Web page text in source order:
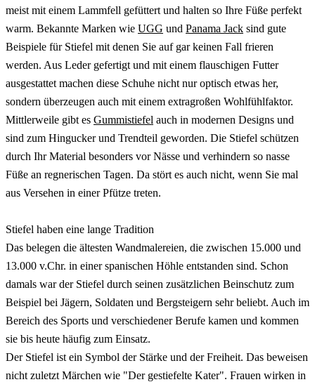
meist mit einem Lammfell gefüttert und halten so Ihre Füße perfekt
warm. Bekannte Marken wie UGG und Panama Jack sind gute
Beispiele für Stiefel mit denen Sie auf gar keinen Fall frieren
werden. Aus Leder gefertigt und mit einem flauschigen Futter
ausgestattet machen diese Schuhe nicht nur optisch etwas her,
sondern überzeugen auch mit einem extragroßen Wohlfühlfaktor.
Mittlerweile gibt es Gummistiefel auch in modernen Designs und
sind zum Hingucker und Trendteil geworden. Die Stiefel schützen
durch Ihr Material besonders vor Nässe und verhindern so nasse
Füße an regnerischen Tagen. Da stört es auch nicht, wenn Sie mal
aus Versehen in einer Pfütze treten.
Stiefel haben eine lange Tradition
Das belegen die ältesten Wandmalereien, die zwischen 15.000 und
13.000 v.Chr. in einer spanischen Höhle entstanden sind. Schon
damals war der Stiefel durch seinen zusätzlichen Beinschutz zum
Beispiel bei Jägern, Soldaten und Bergsteigern sehr beliebt. Auch im
Bereich des Sports und verschiedener Berufe kamen und kommen
sie bis heute häufig zum Einsatz.
Der Stiefel ist ein Symbol der Stärke und der Freiheit. Das beweisen
nicht zuletzt Märchen wie "Der gestiefelte Kater". Frauen wirken in